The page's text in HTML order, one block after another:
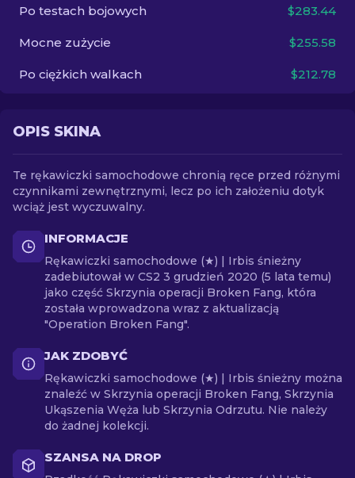
Po testach bojowych $283.44
Mocne zużycie $255.58
Po ciężkich walkach $212.78
OPIS SKINA
Te rękawiczki samochodowe chronią ręce przed różnymi
czynnikami zewnętrznymi, lecz po ich założeniu dotyk
wciąż jest wyczuwalny.
INFORMACJE
Rękawiczki samochodowe (★) | Irbis śnieżny
zadebiutował w CS2 3 grudzień 2020 (5 lata temu)
jako część Skrzynia operacji Broken Fang, która
została wprowadzona wraz z aktualizacją
"Operation Broken Fang".
JAK ZDOBYĆ
Rękawiczki samochodowe (★) | Irbis śnieżny można
znaleźć w Skrzynia operacji Broken Fang, Skrzynia
Ukąszenia Węża lub Skrzynia Odrzutu. Nie należy
do żadnej kolekcji.
SZANSA NA DROP